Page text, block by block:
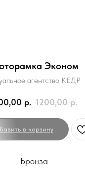
Эконом
агентство КЕДР
р. 1200,00 р.
в корзину
Бронза